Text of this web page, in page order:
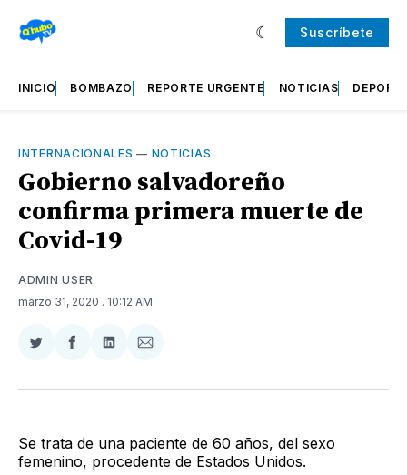
Suscríbete
INICIO BOMBAZO REPORTE URGENTE NOTICIAS
INTERNACIONALES — NOTICIAS
Gobierno salvadoreño
confirma primera muerte de
Covid-19
ADMIN USER
marzo 31, 2020 . 10:12 AM
Compartir
Twitter
Compartir
Facebook
Compartir
LinkedIn
Compartir
Email
Se trata de una paciente de 60 años, del sexo
femenino, procedente de Estados Unidos.